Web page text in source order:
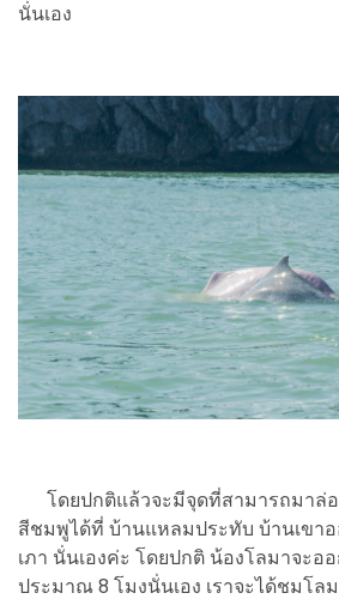
นั่นเอง
โดยปกติแล้วจะมีจุดที่สามารถมาล่อ
สีชมพูได้ที่ บ้านแหลมประทับ บ้านเขา
เภา นั่นเองค่ะ โดยปกติ น้องโลมาจะอ
ประมาณ 8 โมงนั่นเอง เราจะได้ชมโล